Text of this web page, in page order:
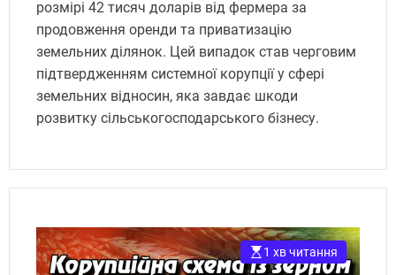
розмірі 42 тисяч доларів від фермера за
продовження оренди та приватизацію
земельних ділянок. Цей випадок став черговим
підтвердженням системної корупції у сфері
земельних відносин, яка завдає шкоди
розвитку сільськогосподарського бізнесу.
1 хв читання